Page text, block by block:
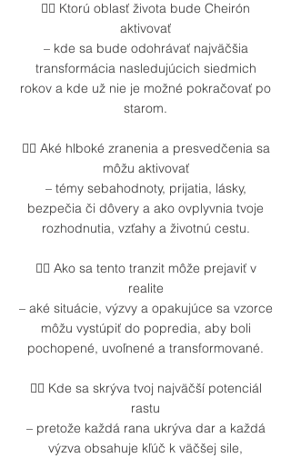
👉🏼 Ktorú oblasť života bude Cheirón
aktivovať
– kde sa bude odohrávať najväčšia
transformácia nasledujúcich siedmich
rokov a kde už nie je možné pokračovať po
starom.
👉🏼 Aké hlboké zranenia a presvedčenia sa
môžu aktivovať
– témy sebahodnoty, prijatia, lásky,
bezpečia či dôvery a ako ovplyvnia tvoje
rozhodnutia, vzťahy a životnú cestu.
👉🏼 Ako sa tento tranzit môže prejaviť v
realite
– aké situácie, výzvy a opakujúce sa vzorce
môžu vystúpiť do popredia, aby boli
pochopené, uvoľnené a transformované.
👉🏼 Kde sa skrýva tvoj najväčší potenciál
rastu
– pretože každá rana ukrýva dar a každá
výzva obsahuje kľúč k väčšej sile,